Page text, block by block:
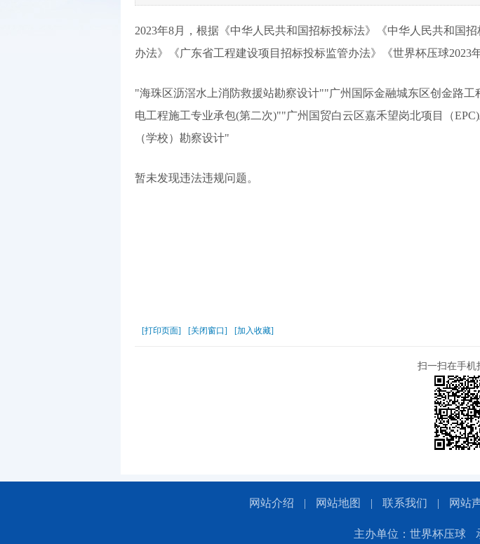
2023年8月，根据《中华人民共和国招标投标法》《中华人民共和国
办法》《广东省工程建设项目招标投标监管办法》《世界杯压球2023
"海珠区沥滘水上消防救援站勘察设计""广州国际金融城东区创金路
电工程施工专业承包(第二次)""广州国贸白云区嘉禾望岗北项目（
（学校）勘察设计"
暂未发现违法违规问题。
[打印页面] [关闭窗口] [加入收藏]
扫一扫在手机
网站介绍 | 网站地图 | 联系我们 | 网站
主办单位：世界杯压球